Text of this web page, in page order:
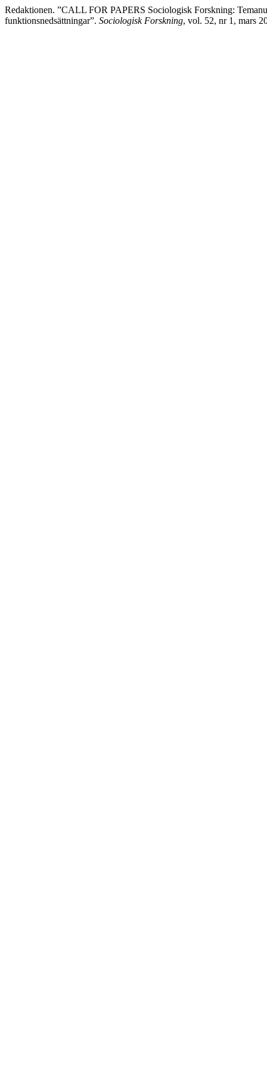
Redaktionen. ”CALL FOR PAPERS Sociologisk Forskning:
funktionsnedsättningar”. Sociologisk Forskning, vol. 52, nr 1, mars